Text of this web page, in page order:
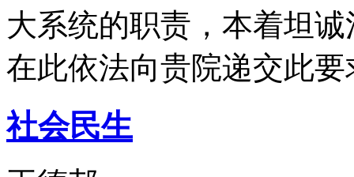
大系统的职责，本着坦
在此依法向贵院递交此要
社会民生